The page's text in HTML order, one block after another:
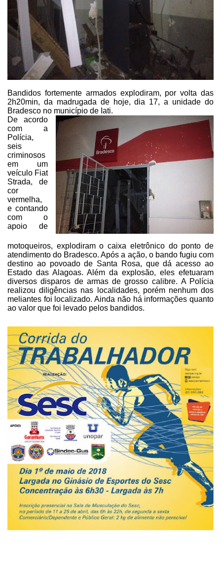
Bandidos fortemente armados explodiram, por volta das
2h20min, da madrugada de hoje, dia 17, a unidade do
Bradesco no município de Iati.
De acordo
com a
Polícia,
seis
criminosos
em um
veículo Fiat
Strada, de
cor
vermelha,
e contando
com o
apoio de
motoqueiros, explodiram o caixa eletrônico do ponto de
atendimento do Bradesco. Após a ação, o bando fugiu com
destino ao povoado de Santa Rosa, quedá acesso ao
Estado das Alagoas. Além da explosão, eles efetuaram
diversos disparos de armas de grosso calibre. A Polícia
realizou diligências nas localidades, porém nenhum dos
meliantes foi localizado. Ainda não há informações quanto
ao valor que foi levado pelos bandidos.